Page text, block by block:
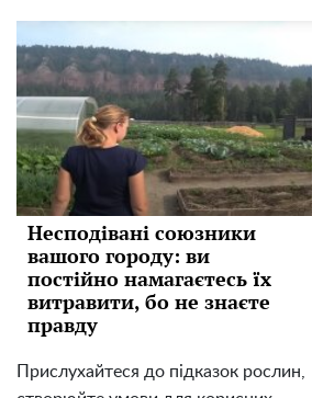
Несподівані союзники
вашого городу: ви
постійно намагаєтесь їх
витравити, бо не знаєте
правду
Прислухайтеся до підказок рослин,